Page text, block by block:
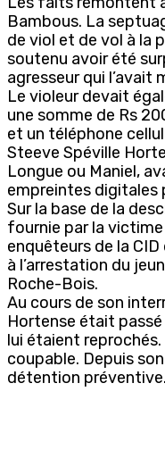
Bambous. La
de viol et de vol à la
soutenu avoir été
agresseur qui l’avait
Le violeur devait
une somme de Rs
et un téléphone
Steeve Spéville
Longue ou Maniel,
empreintes digitales
Sur la base de la
fournie par la victime
enquêteurs de la
à l’arrestation du
Roche-Bois.
Au cours de son
Hortense était
lui étaient
coupable. Depuis
détention préventive.